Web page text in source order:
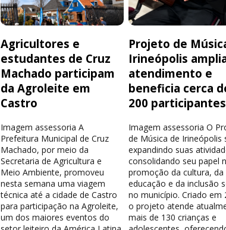
Agricultores e
estudantes de Cruz
Machado participam
da Agroleite em
Castro
Imagem assessoria A
Prefeitura Municipal de Cruz
Machado, por meio da
Secretaria de Agricultura e
Meio Ambiente, promoveu
nesta semana uma viagem
técnica até a cidade de Castro
para participação na Agroleite,
um dos maiores eventos do
Projeto de
Irineópolis
atendimento e
beneficia cerca
200 participantes
Imagem assessoria O
de Música de Irineópolis
expandindo suas
consolidando seu papel
promoção da cultura, da
educação e da inclusão
no município. Criado em
o projeto atende
mais de 130 crianças e